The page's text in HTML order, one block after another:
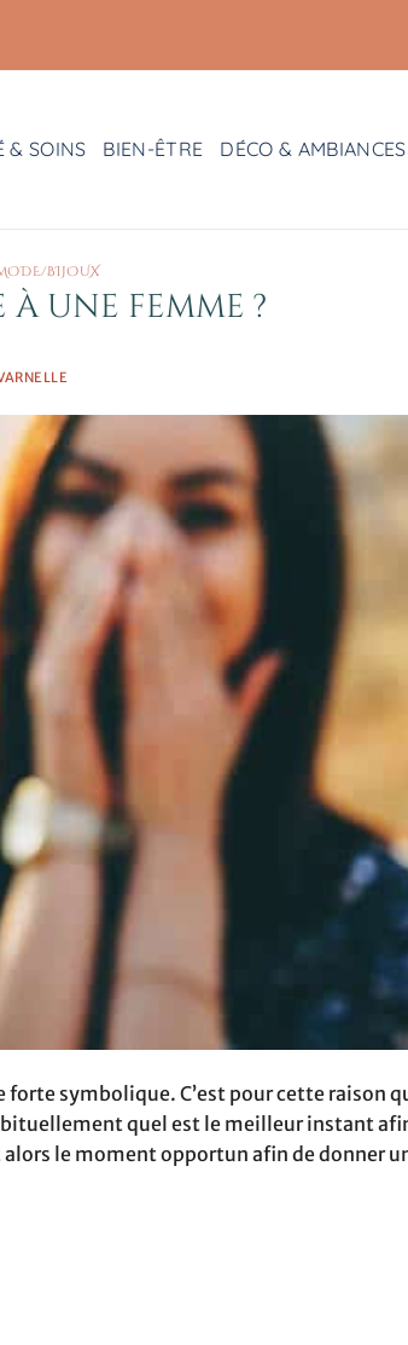
& SOINS BIEN-ÊTRE DÉCO & AMBIANCES
BIJOUX
une femme ?
forte symbolique. C’est pour cette raison
quel est le meilleur instant
le moment opportun afin de donner